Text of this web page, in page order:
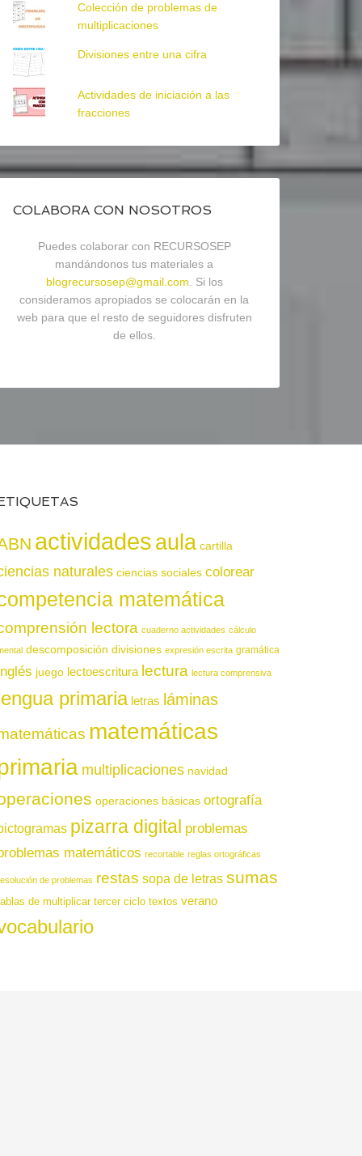
Colección de problemas de
multiplicaciones
Divisiones entre una cifra
Actividades de iniciación a las
fracciones
COLABORA CON NOSOTROS
Puedes colaborar con RECURSOSEP
mandándonos tus materiales a
blogrecursosep@gmail.com . Si los
consideramos apropiados se colocarán en la
web para que el resto de seguidores disfruten
de ellos.
actividadesaula cartilla
naturales ciencias sociales colorear
matemática
lectora cuaderno actividades cálculo
descomposición divisiones expresión escrita gramática
juego lectoescritura lectura lectura comprensiva
primaria letras láminas
matemáticas
multiplicaciones navidad
operaciones básicas ortografía
pizarra digital problemas
matemáticos recortable reglas ortográficas
de problemas restas sopa de letras sumas
de multiplicar tercer ciclo textos verano